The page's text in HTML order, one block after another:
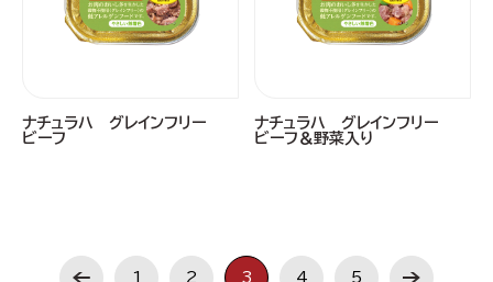
ナチュラハ グレインフリー
ビーフ
ナチュラハ グレインフリー
ビーフ＆野菜入り
1 2 3 4 5